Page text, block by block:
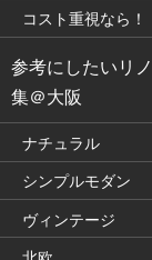
コスト重視なら！
参考にしたいリ
集＠大阪
ナチュラル
シンプルモダン
ヴィンテージ